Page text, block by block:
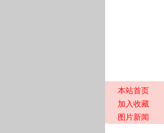
本站首页
加入收藏
图片新闻